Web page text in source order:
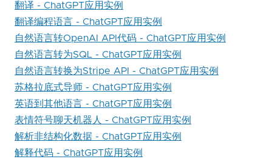
翻译 - ChatGPT应用实例
翻译编程语言 - ChatGPT应用实例
自然语言转OpenAI API代码 - ChatGPT应用实例
自然语言转为SQL - ChatGPT应用实例
自然语言转换为Stripe API - ChatGPT应用实例
苏格拉底式导师 - ChatGPT应用实例
英语到其他语言 - ChatGPT应用实例
表情符号聊天机器人 - ChatGPT应用实例
解析非结构化数据 - ChatGPT应用实例
解释代码 - ChatGPT应用实例